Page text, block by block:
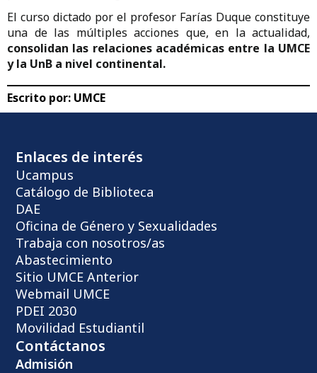
El curso dictado por el profesor Farías Duque constituye
una de las múltiples acciones que, en la actualidad,
consolidan las relaciones académicas entre la UMCE
y la UnB a nivel continental.
Escrito por: UMCE
Enlaces de interés
Ucampus
Catálogo de Biblioteca
DAE
Oficina de Género y Sexualidades
Trabaja con nosotros/as
Abastecimiento
Sitio UMCE Anterior
Webmail UMCE
PDEI 2030
Movilidad Estudiantil
Contáctanos
Admisión